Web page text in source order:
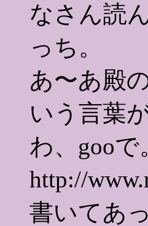
なさん読
っち。
あ〜あ殿
いう言葉
わ、gooで
http://
書いてあ